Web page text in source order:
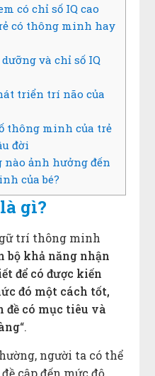
có chỉ số IQ cao
có thông minh hay
và chỉ số IQ
triển trí não của
thông minh của trẻ
đời
nào ảnh hưởng đến
của bé?
gì?
trí thông minh
bộ khả năng nhận
để có được kiến
đó một cách tốt,
đề có mục tiêu và
“.
người ta có thể
cập đến mức độ